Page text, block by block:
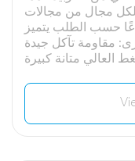
لكل مجال من مجالات
حسب الطلب يتميز
مقاومة تآكل جيدة
العالي متانة كبيرة